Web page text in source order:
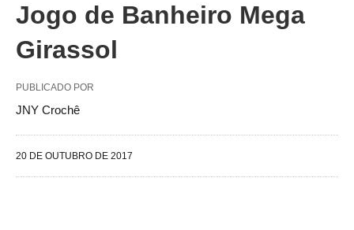
Jogo de Banheiro Mega
Girassol
PUBLICADO POR
JNY Crochê
20 DE OUTUBRO DE 2017